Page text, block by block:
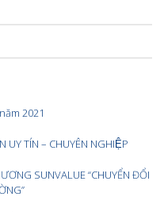
2021
UY TÍN – CHUYÊN NGHIỆP
SUNVALUE “CHUYỂN ĐỔI